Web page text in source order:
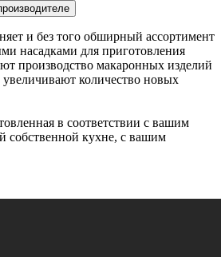
и без того обширный ассортимент
насадками для приготовления
производство макаронных изделий
количество новых
в соответствии с вашим
собственной кухне, с вашим